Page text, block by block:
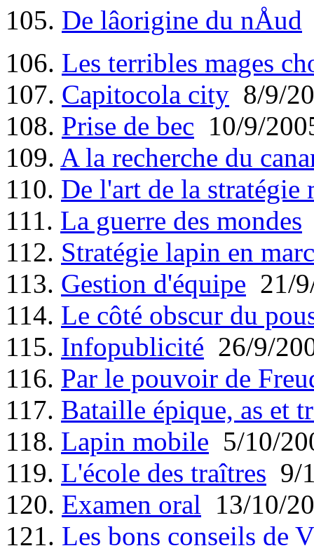
105. De lâorigine du nÅud
106. Les terribles mages
107. Capitocola city 8/9/
108. Prise de bec 10/9/
109. A la recherche du
110. De l'art de la stratégie
111. La guerre des mondes
112. Stratégie lapin en
113. Gestion d'équipe 21/
114. Le côté obscur du
115. Infopublicité 26/9/
116. Par le pouvoir de
117. Bataille épique, as et
118. Lapin mobile 5/10/
119. L'école des traîtres 9/
120. Examen oral 13/10/
121. Les bons conseils de